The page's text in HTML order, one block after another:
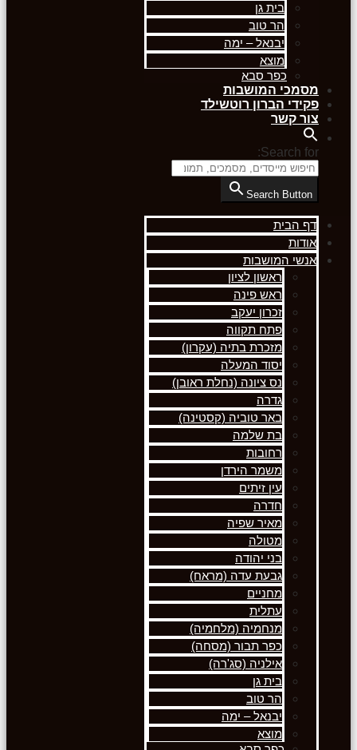
בית גן
הר טוב
יבנאל – ימה
מוצא
כפר סבא
מסמכי המושבות
פקידי הברון רוטשילד
צור קשר
Search for:
Search Button
דף הבית
אודות
אנשי המושבות
ראשון לציון
ראש פינה
זכרון יעקב
פתח תקווה
מזכרת בתיה (עקרון)
יסוד המעלה
נס ציונה (נחלת ראובן)
גדרה
באר טוביה (קסטינה)
בת שלמה
רחובות
משמר הירדן
עין זיתים
חדרה
מאיר שפיה
מטולה
בני יהודה
גבעת עדה (מראח)
מחניים
עתלית
מנחמיה (מלחמיה)
כפר תבור (מסחה)
אילניה (סג'רה)
בית גן
הר טוב
יבנאל – ימה
מוצא